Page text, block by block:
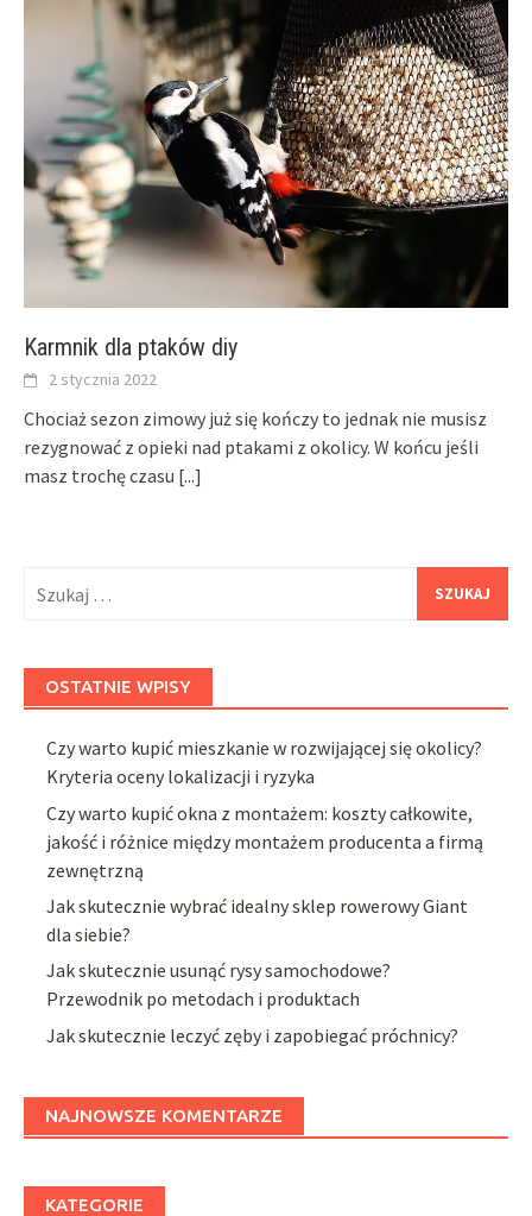
Karmnik dla ptaków diy
2 stycznia 2022
Chociaż sezon zimowy już się kończy to jednak nie musisz
rezygnować z opieki nad ptakami z okolicy. W końcu jeśli
masz trochę czasu [...]
OSTATNIE WPISY
Czy warto kupić mieszkanie w rozwijającej się okolicy?
Kryteria oceny lokalizacji i ryzyka
Czy warto kupić okna z montażem: koszty całkowite,
jakość i różnice między montażem producenta a firmą
zewnętrzną
Jak skutecznie wybrać idealny sklep rowerowy Giant
dla siebie?
Jak skutecznie usunąć rysy samochodowe?
Przewodnik po metodach i produktach
Jak skutecznie leczyć zęby i zapobiegać próchnicy?
NAJNOWSZE KOMENTARZE
KATEGORIE